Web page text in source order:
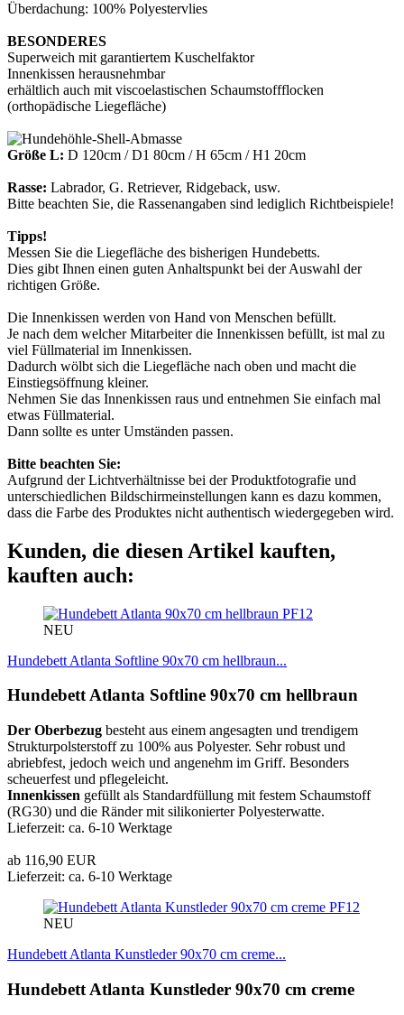
Überdachung: 100% Polyestervlies
BESONDERES
Superweich mit garantiertem Kuschelfaktor
Innenkissen herausnehmbar
erhältlich auch mit viscoelastischen Schaumstoffflocken
(orthopädische Liegefläche)
Größe L: D 120cm / D1 80cm / H 65cm / H1 20cm
Rasse: Labrador, G. Retriever, Ridgeback, usw.
Bitte beachten Sie, die Rassenangaben sind lediglich Richtbeispiele!
Tipps!
Messen Sie die Liegefläche des bisherigen Hundebetts.
Dies gibt Ihnen einen guten Anhaltspunkt bei der Auswahl der
richtigen Größe.
Die Innenkissen werden von Hand von Menschen befüllt.
Je nach dem welcher Mitarbeiter die Innenkissen befüllt, ist mal zu
viel Füllmaterial im Innenkissen.
Dadurch wölbt sich die Liegefläche nach oben und macht die
Einstiegsöffnung kleiner.
Nehmen Sie das Innenkissen raus und entnehmen Sie einfach mal
etwas Füllmaterial.
Dann sollte es unter Umständen passen.
Bitte beachten Sie:
Aufgrund der Lichtverhältnisse bei der Produktfotografie und
unterschiedlichen Bildschirmeinstellungen kann es dazu kommen,
dass die Farbe des Produktes nicht authentisch wiedergegeben wird.
Kunden, die diesen Artikel kauften,
kauften auch:
PF12
NEU
Hundebett Atlanta Softline 90x70 cm hellbraun...
Hundebett Atlanta Softline 90x70 cm hellbraun
Der Oberbezug besteht aus einem angesagten und trendigem
Strukturpolsterstoff zu 100% aus Polyester. Sehr robust und
abriebfest, jedoch weich und angenehm im Griff. Besonders
scheuerfest und pflegeleicht.
Innenkissen gefüllt als Standardfüllung mit festem Schaumstoff
(RG30) und die Ränder mit silikonierter Polyesterwatte.
Lieferzeit: ca. 6-10 Werktage
ab 116,90 EUR
Lieferzeit: ca. 6-10 Werktage
PF12
NEU
Hundebett Atlanta Kunstleder 90x70 cm creme...
Hundebett Atlanta Kunstleder 90x70 cm creme